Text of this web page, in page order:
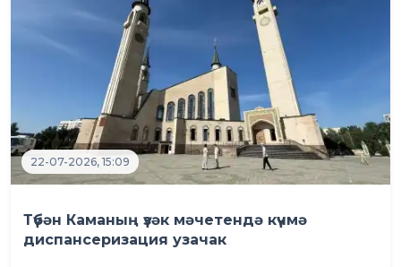
22-07-2026, 15:09
Түбән Каманың үзәк мәчетендә күчмә
диспансеризация узачак